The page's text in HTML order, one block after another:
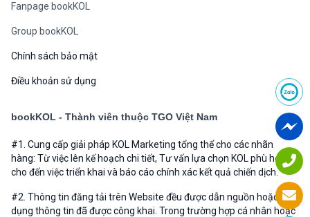
Fanpage bookKOL
Group bookKOL
Chính sách bảo mật
Điều khoản sử dụng
bookKOL - Thành viên thuộc TGO Việt Nam
#1. Cung cấp giải pháp KOL Marketing tổng thể cho các nhãn
hàng: Từ việc lên kế hoạch chi tiết, Tư vấn lựa chọn KOL phù hợp
cho đến việc triển khai và báo cáo chính xác kết quả chiến dịch.
#2. Thông tin đăng tải trên Website đều được dẫn nguồn hoặc sử
dụng thông tin đã được công khai. Trong trường hợp cá nhân hoặc